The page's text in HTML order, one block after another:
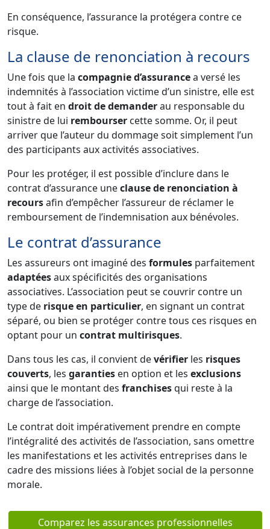
En conséquence, l’assurance la protégera contre ce
risque.
La clause de renonciation à recours
Une fois que la compagnie d’assurancea versé les
indemnités à l’association victime d’un sinistre, elle est
tout à fait en droit de demanderau responsable du
sinistre de lui rembourser cette somme. Or, il peut
arriver que l’auteur du dommage soit simplement l’un
des participants aux activités associatives.
Pour les protéger, il est possible d’inclure dans le
contrat d’assurance uneclause de renonciation à
recoursafin d’empêcher l’assureur de réclamer le
remboursement de l’indemnisation aux bénévoles.
Le contrat d’assurance
Les assureurs ont imaginé des formules parfaitement
adaptéesaux spécificités des organisations
associatives. L’association peut se couvrir contre un
type de risque en particulier, en signant un contrat
séparé, ou bien se protéger contre tous ces risques en
optant pour un contrat multirisques.
Dans tous les cas, il convient devérifier les risques
couverts, les garanties en option et les exclusions
ainsi que le montant des franchisesqui reste à la
charge de l’association.
Le contrat doit impérativement prendre en compte
l’intégralité des activités de l’association, sans omettre
les manifestations et les activités entreprises dans le
cadre des missions liées à l’objet social de la personne
morale.
Comparez les assurances professionnelles